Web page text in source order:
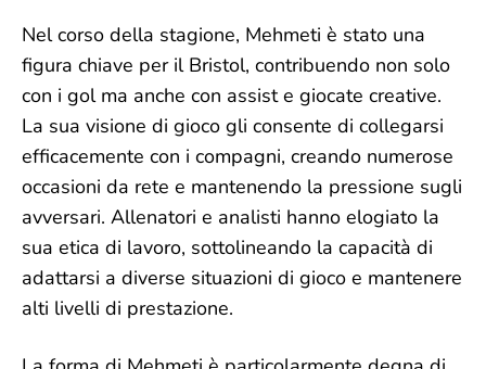
Nel corso della stagione, Mehmeti è stato una
figura chiave per il Bristol, contribuendo non solo
con i gol ma anche con assist e giocate creative.
La sua visione di gioco gli consente di collegarsi
efficacemente con i compagni, creando numerose
occasioni da rete e mantenendo la pressione sugli
avversari. Allenatori e analisti hanno elogiato la
sua etica di lavoro, sottolineando la capacità di
adattarsi a diverse situazioni di gioco e mantenere
alti livelli di prestazione.